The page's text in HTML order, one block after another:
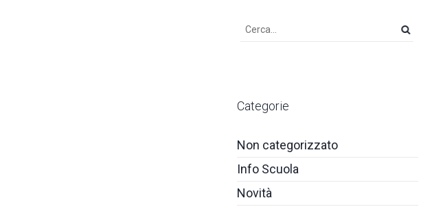
Categorie
Non categorizzato
Info Scuola
Novità